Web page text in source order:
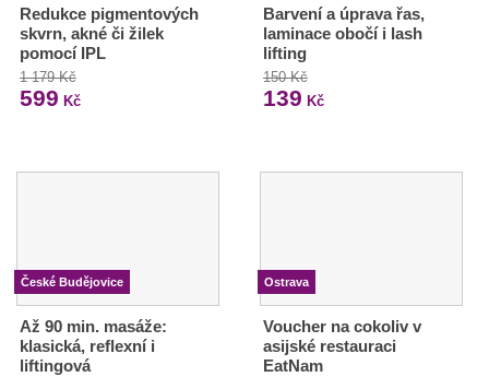
Redukce pigmentových
skvrn, akné či žilek
pomocí IPL
1 179 Kč
599 Kč
Barvení a úprava řas,
laminace obočí i lash
lifting
150 Kč
139 Kč
České Budějovice
Až 90 min. masáže:
klasická, reflexní i
liftingová
Ostrava
Voucher na cokoliv v
asijské restauraci
EatNam